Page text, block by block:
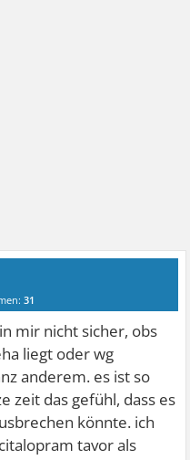
31
mir nicht sicher, obs
liegt oder wg
anderem. es ist so
zeit das gefühl, dass es
könnte. ich
tavor als